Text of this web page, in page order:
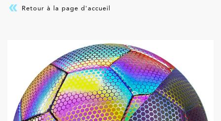
Retour à la page d'accueil